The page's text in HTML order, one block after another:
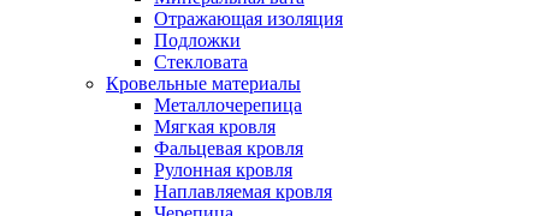
Отражающая изоляция
Подложки
Стекловата
Кровельные материалы
Металлочерепица
Мягкая кровля
Фальцевая кровля
Рулонная кровля
Наплавляемая кровля